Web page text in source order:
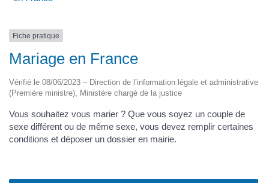
Fiche pratique
Mariage en France
Vérifié le 08/06/2023 – Direction de l’information légale et administrative
(Première ministre), Ministère chargé de la justice
Vous souhaitez vous marier ? Que vous soyez un couple de
sexe différent ou de même sexe, vous devez remplir certaines
conditions et déposer un dossier en mairie.